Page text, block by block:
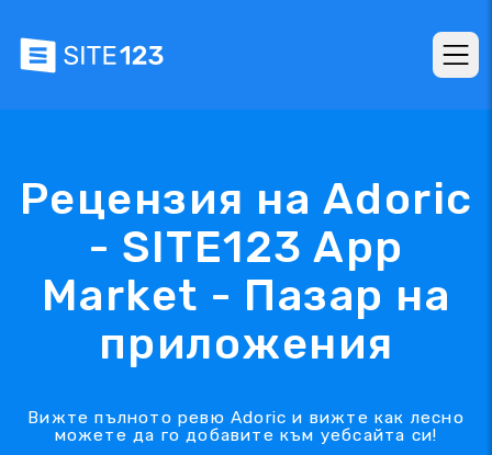
Рецензия на Adoric
- SITE123 App
Market - Пазар на
приложения
Вижте пълното ревю Adoric и вижте как лесно
можете да го добавите към уебсайта си!